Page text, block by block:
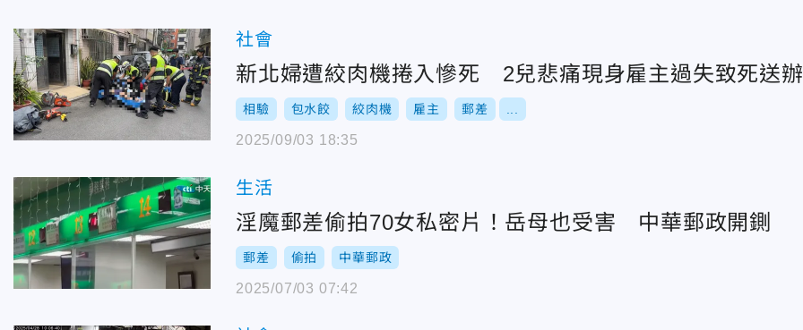
社會
新北婦遭絞肉機捲入慘死 2兒悲痛現身雇主過失致死送辦
相驗 包水餃 絞肉機 雇主 郵差
2025/09/03 18:35
生活
淫魔郵差偷拍70女私密片！岳母也受害 中華郵政開鍘
郵差 偷拍 中華郵政
2025/07/03 07:42